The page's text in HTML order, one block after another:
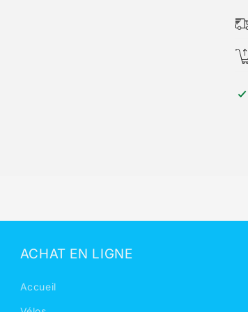
ACHAT EN LIGNE
Accueil